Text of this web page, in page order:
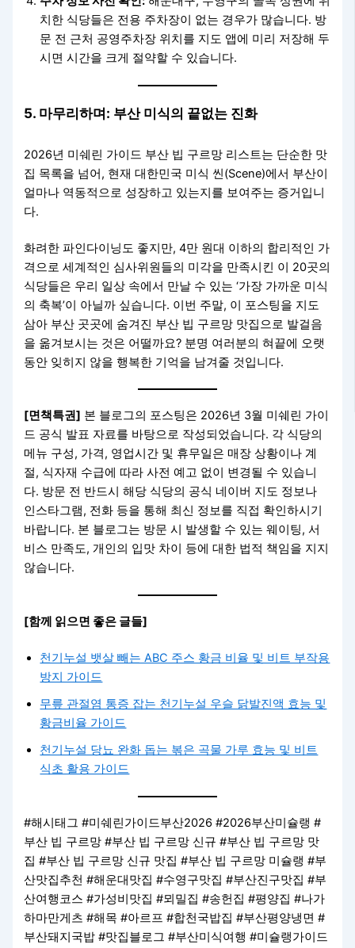
치한 식당들은 전용 주차장이 없는 경우가 많습니다. 방
문 전 근처 공영주차장 위치를 지도 앱에 미리 저장해 두
시면 시간을 크게 절약할 수 있습니다.
5. 마무리하며: 부산 미식의 끝없는 진화
2026년 미쉐린 가이드 부산 빕 구르망 리스트는 단순한 맛
집 목록을 넘어, 현재 대한민국 미식 씬(Scene)에서 부산이
얼마나 역동적으로 성장하고 있는지를 보여주는 증거입니
다.
화려한 파인다이닝도 좋지만, 4만 원대 이하의 합리적인 가
격으로 세계적인 심사위원들의 미각을 만족시킨 이 20곳의
식당들은 우리 일상 속에서 만날 수 있는 ‘가장 가까운 미식
의 축복’이 아닐까 싶습니다. 이번 주말, 이 포스팅을 지도
삼아 부산 곳곳에 숨겨진 부산 빕 구르망 맛집으로 발걸음
을 옮겨보시는 것은 어떨까요? 분명 여러분의 혀끝에 오랫
동안 잊히지 않을 행복한 기억을 남겨줄 것입니다.
[면책특권] 본 블로그의 포스팅은 2026년 3월 미쉐린 가이
드 공식 발표 자료를 바탕으로 작성되었습니다. 각 식당의
메뉴 구성, 가격, 영업시간 및 휴무일은 매장 상황이나 계
절, 식자재 수급에 따라 사전 예고 없이 변경될 수 있습니
다. 방문 전 반드시 해당 식당의 공식 네이버 지도 정보나
인스타그램, 전화 등을 통해 최신 정보를 직접 확인하시기
바랍니다. 본 블로그는 방문 시 발생할 수 있는 웨이팅, 서
비스 만족도, 개인의 입맛 차이 등에 대한 법적 책임을 지지
않습니다.
[함께 읽으면 좋은 글들]
천기누설 뱃살 빼는 ABC 주스 황금 비율 및 비트 부작용
방지 가이드
무릎 관절염 통증 잡는 천기누설 우슬 닭발진액 효능 및
황금비율 가이드
천기누설 당뇨 완화 돕는 볶은 곡물 가루 효능 및 비트
식초 활용 가이드
#해시태그 #미쉐린가이드부산2026 #2026부산미슐랭 #
부산 빕 구르망 #부산 빕 구르망 신규 #부산 빕 구르망 맛
집 #부산 빕 구르망 신규 맛집 #부산 빕 구르망 미슐랭 #부
산맛집추천 #해운대맛집 #수영구맛집 #부산진구맛집 #부
산여행코스 #가성비맛집 #뫼밀집 #송헌집 #평양집 #나가
하마만게츠 #해목 #아르프 #합천국밥집 #부산평양냉면 #
부산돼지국밥 #맛집블로그 #부산미식여행 #미슐랭가이드